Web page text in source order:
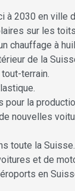
à 2030 en ville
sur les
chauffage à
de la
terrain.
la
nouvelles
toute la
et de
en